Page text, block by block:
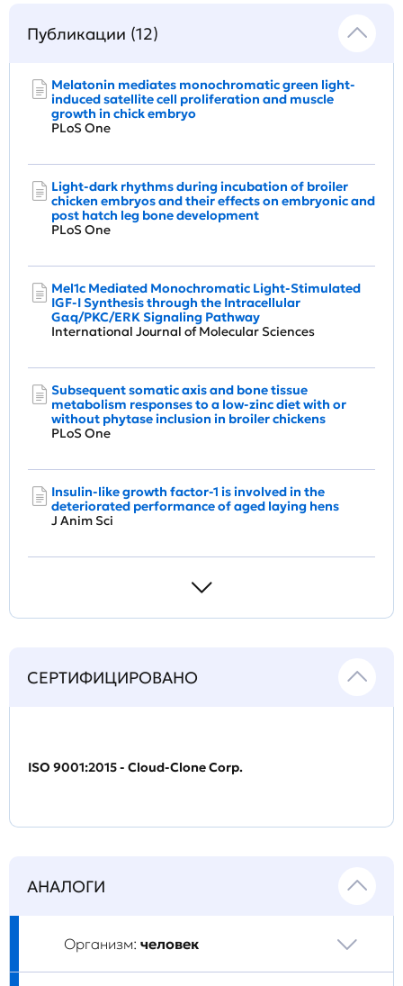
Публикации (12)
Melatonin mediates monochromatic green light-
induced satellite cell proliferation and muscle
growth in chick embryo
PLoS One
Light-dark rhythms during incubation of broiler
chicken embryos and their effects on embryonic and
post hatch leg bone development
PLoS One
Mel1c Mediated Monochromatic Light-Stimulated
IGF-I Synthesis through the Intracellular
Gαq/PKC/ERK Signaling Pathway
International Journal of Molecular Sciences
Subsequent somatic axis and bone tissue
metabolism responses to a low-zinc diet with or
without phytase inclusion in broiler chickens
PLoS One
Insulin-like growth factor-1 is involved in the
deteriorated performance of aged laying hens
J Anim Sci
СЕРТИФИЦИРОВАНО
ISO 9001:2015 - Cloud-Clone Corp.
АНАЛОГИ
Организм: человек